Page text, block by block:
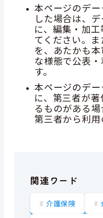
本ページのデ
した場合は、
に、編集・加
てください。
を、あたかも
な様態で公表
す。
本ページのデ
に、第三者が
るものがある
第三者から利用
関連ワード
介護保険